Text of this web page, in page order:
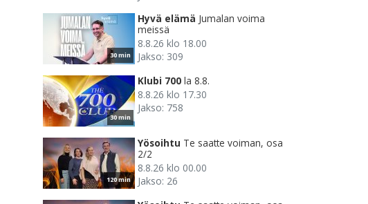
30 min
Hyvä elämä Jumalan voima
meissä
8.8.26 klo 18.00
Jakso: 309
30 min
Klubi 700 la 8.8.
8.8.26 klo 17.30
Jakso: 758
120 min
Yösoihtu Te saatte voiman, osa
2/2
8.8.26 klo 00.00
Jakso: 26